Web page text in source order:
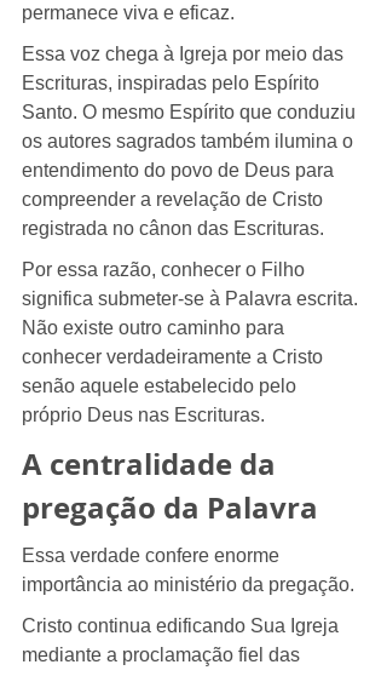
permanece viva e eficaz.
Essa voz chega à Igreja por meio das
Escrituras, inspiradas pelo Espírito
Santo. O mesmo Espírito que conduziu
os autores sagrados também ilumina o
entendimento do povo de Deus para
compreender a revelação de Cristo
registrada no cânon das Escrituras.
Por essa razão, conhecer o Filho
significa submeter-se à Palavra escrita.
Não existe outro caminho para
conhecer verdadeiramente a Cristo
senão aquele estabelecido pelo
próprio Deus nas Escrituras.
A centralidade da
pregação da Palavra
Essa verdade confere enorme
importância ao ministério da pregação.
Cristo continua edificando Sua Igreja
mediante a proclamação fiel das